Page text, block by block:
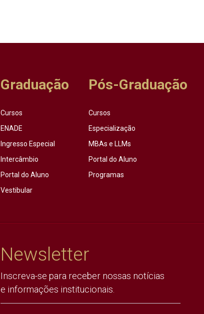
Graduação
Cursos
ENADE
Ingresso Especial
Intercâmbio
Portal do Aluno
Vestibular
Pós-Graduação
Cursos
Especialização
MBAs e LLMs
Portal do Aluno
Programas
Newsletter
Inscreva-se para receber nossas notícias
e informações institucionais.